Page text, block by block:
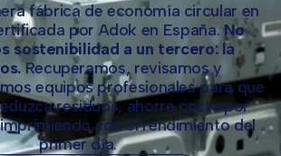
fábrica de economía circular en
por Adok en España. No
sostenibilidad a un tercero: la
Recuperamos, revisamos y
equipos profesionales para que
residuos, ahorre coste por
con el rendimiento del
primer día.